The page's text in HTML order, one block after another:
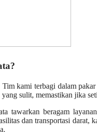
Tim kami terbagi dalam
sulit, memastikan jika
tawarkan beragam
dan transportasi